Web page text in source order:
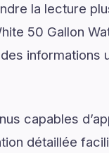
la lecture
50 Gallon
informations
capables
détaillée